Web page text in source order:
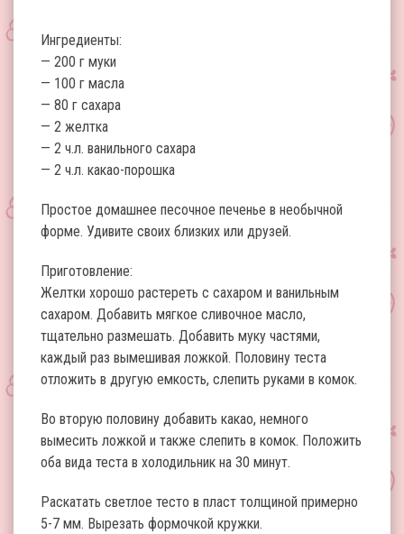
Ингредиенты:
— 200 г муки
— 100 г масла
— 80 г сахара
— 2 желтка
— 2 ч.л. ванильного сахара
— 2 ч.л. какао-порошка
Простое домашнее песочное печенье в необычной
форме. Удивите своих близких или друзей.
Приготовление:
Желтки хорошо растереть с сахаром и ванильным
сахаром. Добавить мягкое сливочное масло,
тщательно размешать. Добавить муку частями,
каждый раз вымешивая ложкой. Половину теста
отложить в другую емкость, слепить руками в комок.
Во вторую половину добавить какао, немного
вымесить ложкой и также слепить в комок. Положить
оба вида теста в холодильник на 30 минут.
Раскатать светлое тесто в пласт толщиной примерно
5-7 мм. Вырезать формочкой кружки.